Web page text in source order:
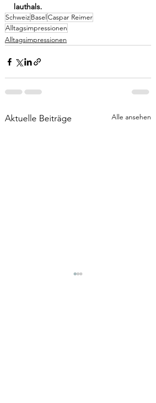
lauthals.
SchweizBaselCaspar Reimer
Alltagsimpressionen
Alltagsimpressionen
Aktuelle Beiträge Alle ansehen